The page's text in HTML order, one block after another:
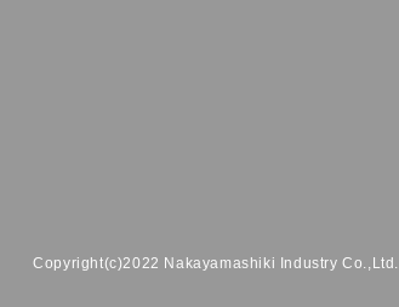
Copyright(c)2022 Nakayamashiki Industry Co.,Ltd.